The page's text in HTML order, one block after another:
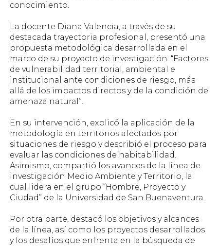
conocimiento.
La docente Diana Valencia, a través de su
destacada trayectoria profesional, presentó una
propuesta metodológica desarrollada en el
marco de su proyecto de investigación: “Factores
de vulnerabilidad territorial, ambiental e
institucional ante condiciones de riesgo, más
allá de los impactos directos y de la condición de
amenaza natural”.
En su intervención, explicó la aplicación de la
metodología en territorios afectados por
situaciones de riesgo y describió el proceso para
evaluar las condiciones de habitabilidad.
Asimismo, compartió los avances de la línea de
investigación Medio Ambiente y Territorio, la
cual lidera en el grupo “Hombre, Proyecto y
Ciudad” de la Universidad de San Buenaventura.
Por otra parte, destacó los objetivos y alcances
de la línea, así como los proyectos desarrollados
y los desafíos que enfrenta en la búsqueda de